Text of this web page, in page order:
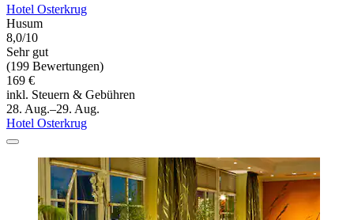
Hotel Osterkrug
Husum
8,0/10
Sehr gut
(199 Bewertungen)
169 €
inkl. Steuern & Gebühren
28. Aug.–29. Aug.
Hotel Osterkrug